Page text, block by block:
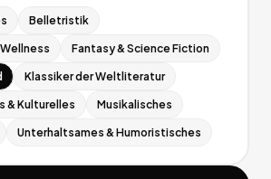
Belletristik
Fantasy & Science Fiction
Klassiker der Weltliteratur
& Kulturelles Musikalisches
Unterhaltsames & Humoristisches